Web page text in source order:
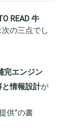
READ 牛
の三点でし
完エンジン
情報設計が
供”の書